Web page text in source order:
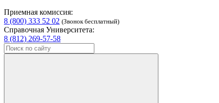
Приемная комиссия:
8 (800) 333 52 02 (Звонок бесплатный)
Справочная Университета:
8 (812) 269-57-58